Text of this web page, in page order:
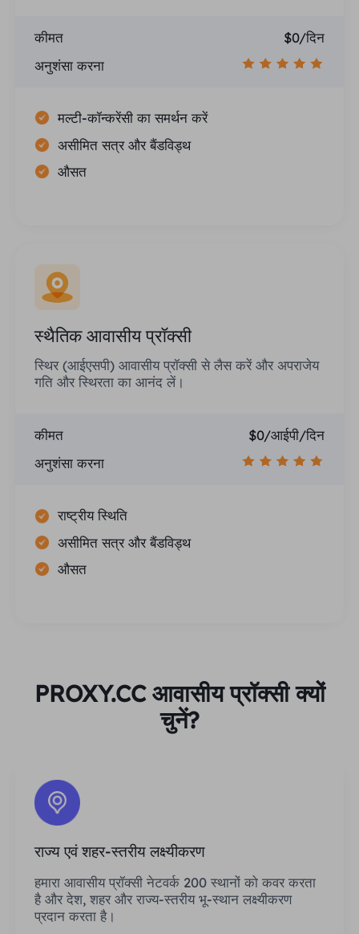
कीमत
$0/दिन
अनुशंसा करना
मल्टी-कॉन्करेंसी का समर्थन करें
असीमित सत्र और बैंडविड्थ
औसत
स्थैतिक आवासीय प्रॉक्सी
स्थिर (आईएसपी) आवासीय प्रॉक्सी से लैस करें और अपराजेय
गति और स्थिरता का आनंद लें।
कीमत
$0/आईपी/दिन
अनुशंसा करना
राष्ट्रीय स्थिति
असीमित सत्र और बैंडविड्थ
औसत
PROXY.CC आवासीय प्रॉक्सी क्यों
चुनें?
राज्य एवं शहर-स्तरीय लक्ष्यीकरण
हमारा आवासीय प्रॉक्सी नेटवर्क 200 स्थानों को कवर करता
है और देश, शहर और राज्य-स्तरीय भू-स्थान लक्ष्यीकरण
प्रदान करता है।